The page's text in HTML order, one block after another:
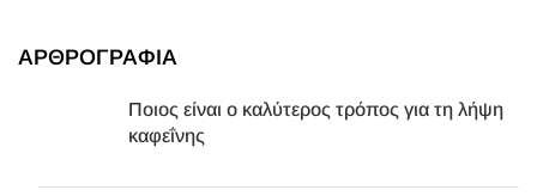
ΑΡΘΡΟΓΡΑΦΙΑ
Ποιος είναι ο καλύτερος τρόπος για τη λήψη
καφεΐνης